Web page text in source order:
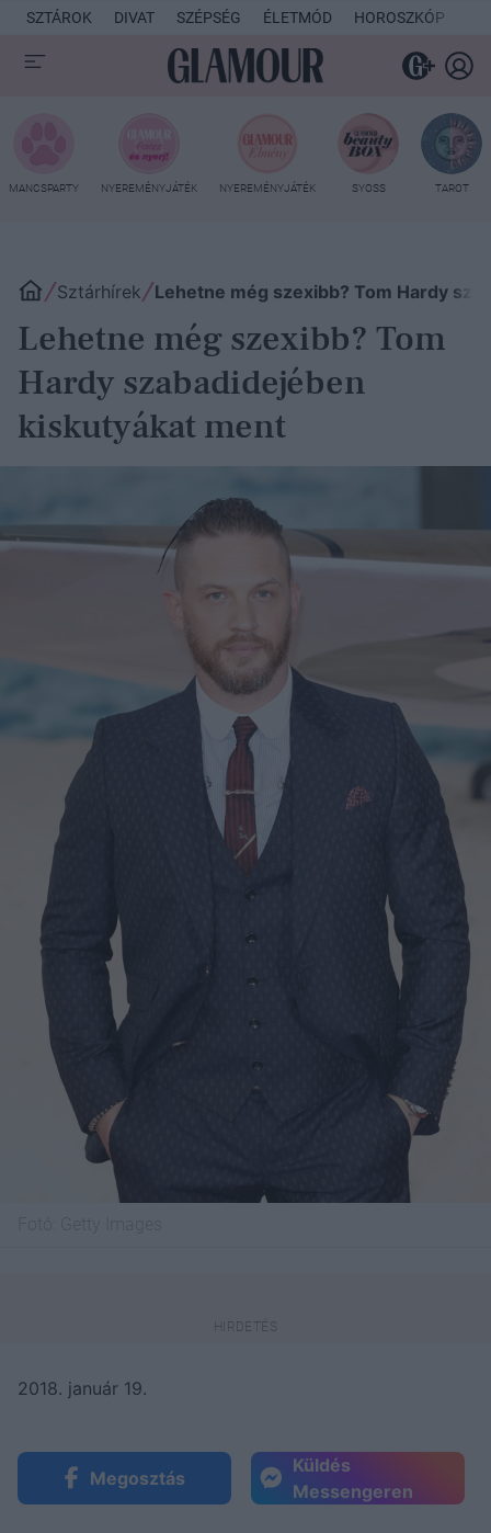
SZTÁROK DIVAT SZÉPSÉG ÉLETMÓD HOROSZKÓP
MANCSPARTY NYEREMÉNYJÁTÉK NYEREMÉNYJÁTÉK SYOSS TAROT
Sztárhírek Lehetne még szexibb? Tom Hardy
Lehetne még szexibb? Tom
Hardy szabadidejében
kiskutyákat ment
2018. január 19.
Megosztás
Küldés
Messengeren